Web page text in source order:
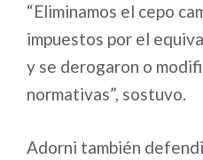
“Eliminamos el cepo
impuestos por el
y se derogaron o
normativas”, sostuvo.
Adorni también